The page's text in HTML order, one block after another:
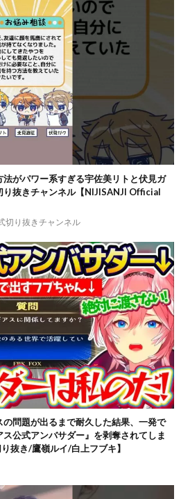
がパワー系すぎる宇佐美リトと伏見ガ
り抜きチャンネル【NIJISANJI Official
切り抜きチャンネル
の問題が出るまで耐久した結果、一発で
公式アンバサダー』を剥奪されてしま
抜き/鷹嶺ルイ/白上フブキ】